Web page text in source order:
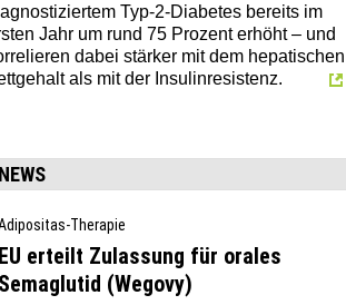
Typ-2-Diabetes bereits im
Jahr um rund 75 Prozent erhöht – und
dabei stärker mit dem hepatischen
als mit der Insulinresistenz.
NEWS
Therapie
EU erteilt Zulassung für orales
Semaglutid (Wegovy)